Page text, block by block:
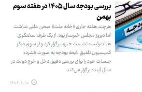
بررسی بودجه سال ۱۴۰۵ در هفته سوم
بهمن
هرچند هفته جاری «خانه ملت» صحن علنی نداشت
اما دیروز مجلس خبرساز بود. از یک طرف سخنگوی
هیات‌رئیسه نشست خبری برگزار کرد و از سوی دیگر
کمیسیون تلفیق لایحه بودجه به صورت فشرده
جلسات خود را برای بررسی دقیق دخل و خرج دولت در
سال آینده برگزار می‌کند.
۱۴۰۴.۱۱.۱۰